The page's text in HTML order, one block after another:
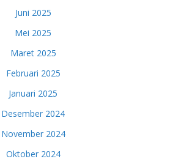
Juni 2025
Mei 2025
Maret 2025
Februari 2025
Januari 2025
Desember 2024
November 2024
Oktober 2024